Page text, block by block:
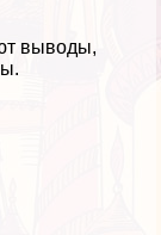
выводы,